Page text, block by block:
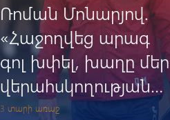
3 տարի առաջ
Ռոման Մոնարյով.
«Հաջողվեց արագ
գոլ խփել, խաղը մեր
վերահսկողության
տակ էր»